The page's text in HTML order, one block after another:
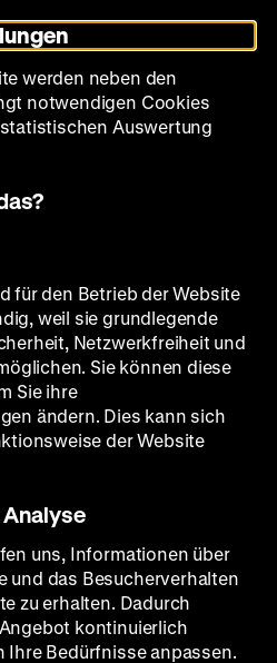
20.00 - 00.00 Uhr
–
Farbfilm aus
Leitfaden für
R/B: Helmut Schneider,
werden neben den
notwendigen Cookies
Auswertung
für den Betrieb der Website
weil sie grundlegende
Netzwerkfreiheit und
Sie können diese
Sie ihre
ändern. Dies kann sich
der Website
Analyse
uns, Informationen über
und das Besucherverhalten
zu erhalten. Dadurch
kontinuierlich
Ihre Bedürfnisse anpassen.